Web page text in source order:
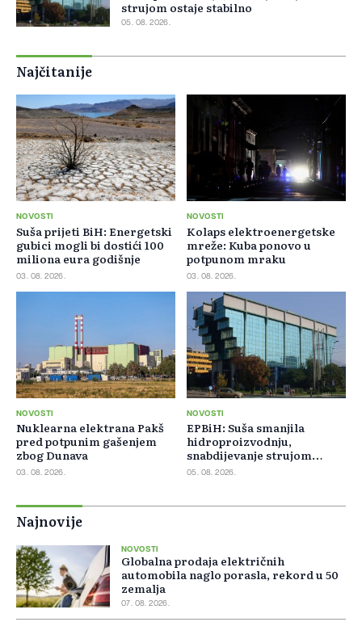
strujom ostaje stabilno
05. 08. 2026.
Najčitanije
NOVOSTI
Suša prijeti BiH: Energetski
gubici mogli bi dostići 100
miliona eura godišnje
03. 08. 2026.
NOVOSTI
Kolaps elektroenergetske
mreže: Kuba ponovo u
potpunom mraku
03. 08. 2026.
NOVOSTI
Nuklearna elektrana Pakš
pred potpunim gašenjem
zbog Dunava
03. 08. 2026.
NOVOSTI
EPBiH: Suša smanjila
hidroproizvodnju,
snabdijevanje strujom
ostaje stabilno
05. 08. 2026.
Najnovije
NOVOSTI
Globalna prodaja električnih
automobila naglo porasla, rekord u 50
zemalja
07. 08. 2026.